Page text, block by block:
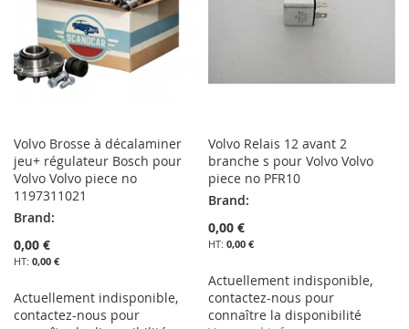
Volvo Brosse à décalaminer
jeu+ régulateur Bosch pour
Volvo Volvo piece no
1197311021
Brand:
0,00 €
0,00 €
Actuellement indisponible,
contactez-nous pour
Volvo Relais 12 avant 2
branche s pour Volvo Volvo
piece no PFR10
Brand:
0,00 €
0,00 €
Actuellement indisponible,
contactez-nous pour
connaître la disponibilité